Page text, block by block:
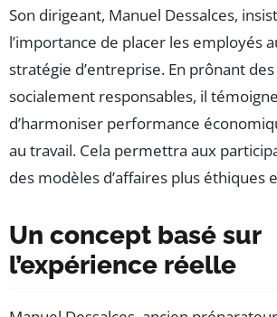
Son dirigeant, Manuel Dessalces,
l’importance de placer les employés
stratégie d’entreprise. En prônant
socialement responsables, il
d’harmoniser performance
au travail. Cela permettra aux
des modèles d’affaires plus éthiques
Un concept basé sur
l’expérience réelle